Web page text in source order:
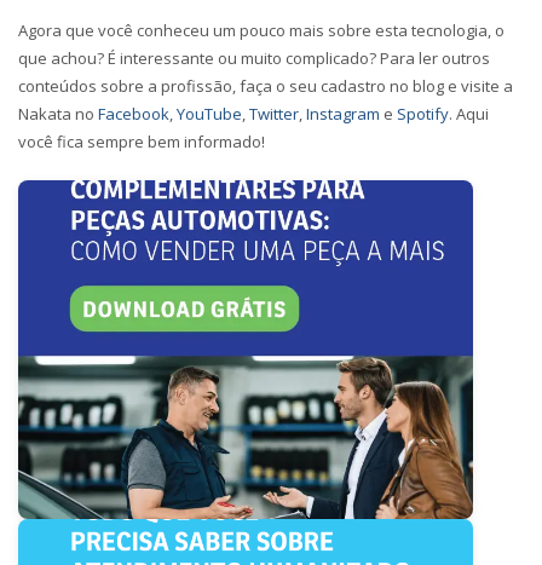
Agora que você conheceu um pouco mais sobre esta tecnologia, o
que achou? É interessante ou muito complicado? Para ler outros
conteúdos sobre a profissão, faça o seu cadastro no blog e visite a
Nakata no Facebook,YouTube,Twitter,Instagram e Spotify. Aqui
você fica sempre bem informado!